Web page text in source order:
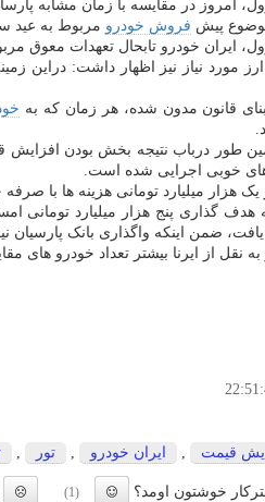
مشابه پارسال، رشد ۳۶ درصدی تولید خودرو در این گروه صنعتی به ثبت رسید که
پیش فروش خودرو مربوط به عید
به ۱۳ مدل از محصولات خودرا به صفر رسانید و امید می رود بتواند تعهدات معوق بقیه محصولات را نیز در مدت
مورد نیاز نیز اظهار داشت: دراین
قانون مدون شده، هر زمان که به
طور درباب نتیجه بخش بودن افزایش
خوبی اجرایی شده است.
هزار میلیارد تومانی هزینه ها با
گذاری پنج هزار میلیارد تومانی
یافت، ضمن اینکه واگذاری بانک
از ایرنا بیشتر تعداد خودرو های مقایسه دو
قیمت ایران خودرو تور
خوشتون اومد؟ (1)